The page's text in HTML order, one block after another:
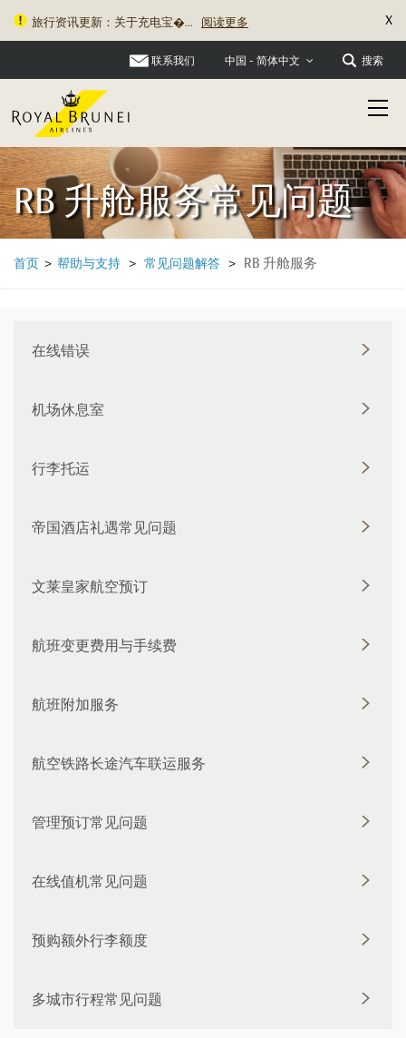
旅行资讯更新：关于充电宝�... 阅读更多 X
联系我们 中国 - 简体中文 搜索
RB 升舱服务常见问题
首页 > 帮助与支持 > 常见问题解答 > RB 升舱服务
在线错误
机场休息室
行李托运
帝国酒店礼遇常见问题
文莱皇家航空预订
航班变更费用与手续费
航班附加服务
航空铁路长途汽车联运服务
管理预订常见问题
在线值机常见问题
预购额外行李额度
多城市行程常见问题